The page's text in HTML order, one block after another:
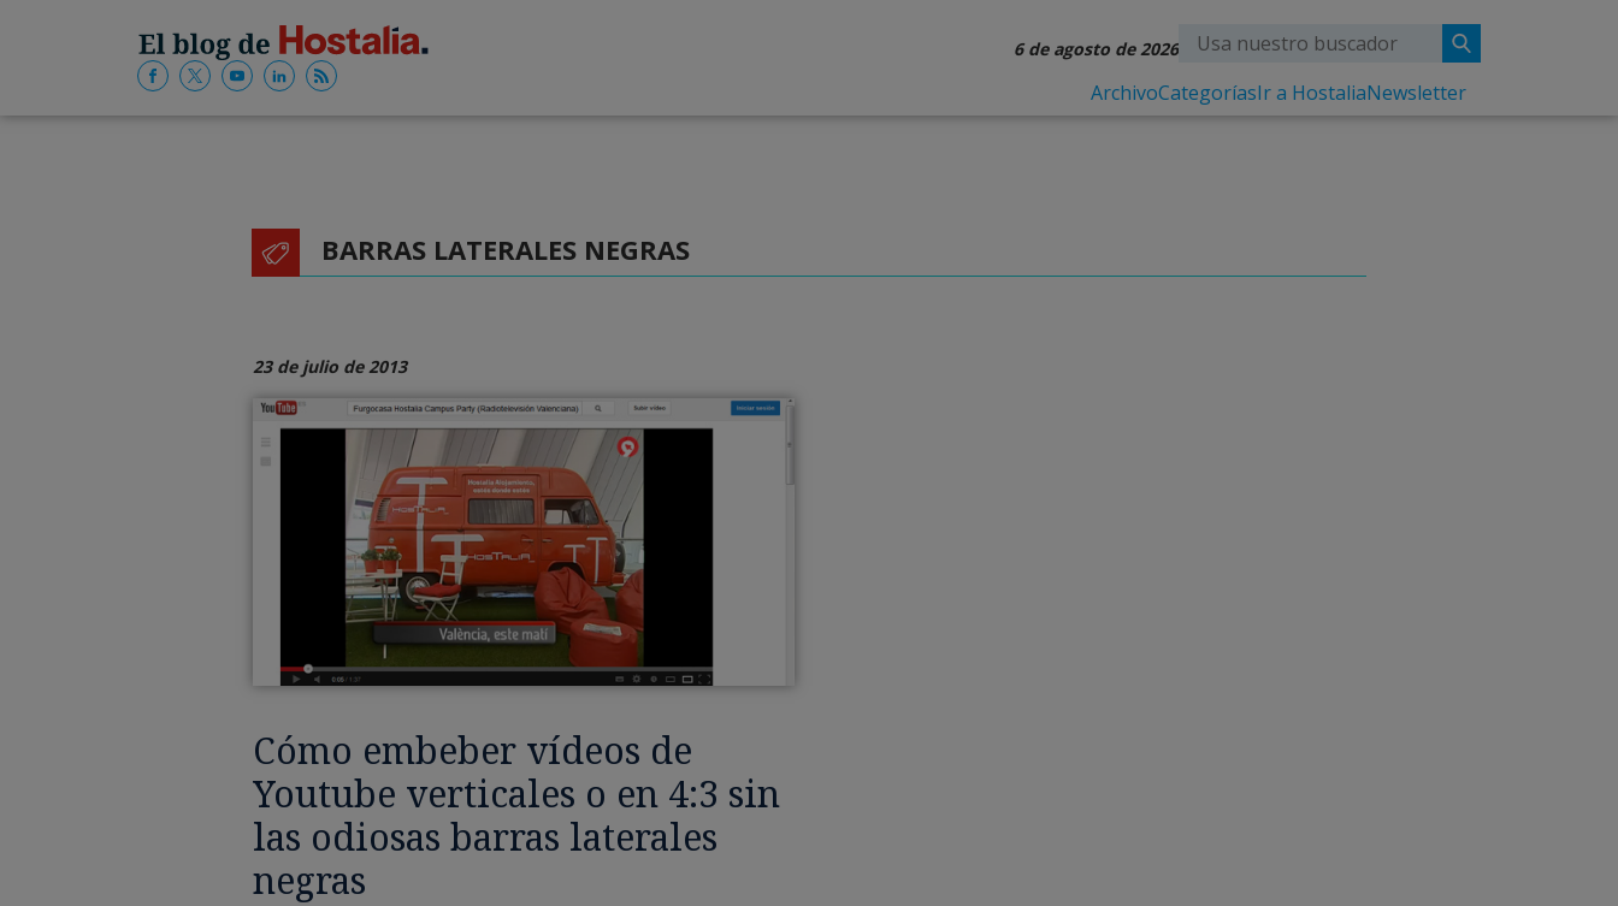
6 de agosto de 2026
ArchivoCategoríasIr a HostaliaNewsletter
BARRAS LATERALES NEGRAS
23 de julio de 2013
Cómo embeber vídeos de
Youtube verticales o en 4:3 sin
las odiosas barras laterales
negras